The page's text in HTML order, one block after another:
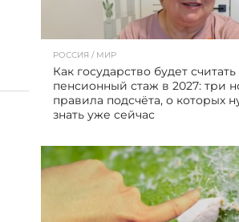
РОССИЯ / МИР
Как государство будет считать
пенсионный стаж в 2027: три
правила подсчёта, о которых
знать уже сейчас